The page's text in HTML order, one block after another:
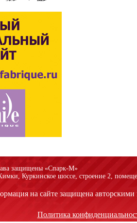
защищены «Спарк-M»
Куркинское шоссе, строение 2,
на сайте защищена
Политика